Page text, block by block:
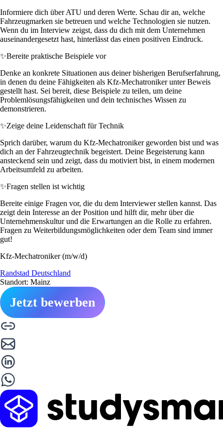
Informiere dich über ATU und deren Werte. Schau dir an, welche
Fahrzeugmarken sie betreuen und welche Technologien sie nutzen.
Wenn du im Interview zeigst, dass du dich mit dem Unternehmen
auseinandergesetzt hast, hinterlässt das einen positiven Eindruck.
✨Bereite praktische Beispiele vor
Denke an konkrete Situationen aus deiner bisherigen Berufserfahrung,
in denen du deine Fähigkeiten als Kfz-Mechatroniker unter Beweis
gestellt hast. Sei bereit, diese Beispiele zu teilen, um deine
Problemlösungsfähigkeiten und dein technisches Wissen zu
demonstrieren.
✨Zeige deine Leidenschaft für Technik
Sprich darüber, warum du Kfz-Mechatroniker geworden bist und was
dich an der Fahrzeugtechnik begeistert. Deine Begeisterung kann
ansteckend sein und zeigt, dass du motiviert bist, in einem modernen
Arbeitsumfeld zu arbeiten.
✨Fragen stellen ist wichtig
Bereite einige Fragen vor, die du dem Interviewer stellen kannst. Das
zeigt dein Interesse an der Position und hilft dir, mehr über die
Unternehmenskultur und die Erwartungen an die Rolle zu erfahren.
Fragen zu Weiterbildungsmöglichkeiten oder dem Team sind immer
gut!
Kfz-Mechatroniker (m/w/d)
Randstad Deutschland
Standort: Mainz
Jetzt bewerben